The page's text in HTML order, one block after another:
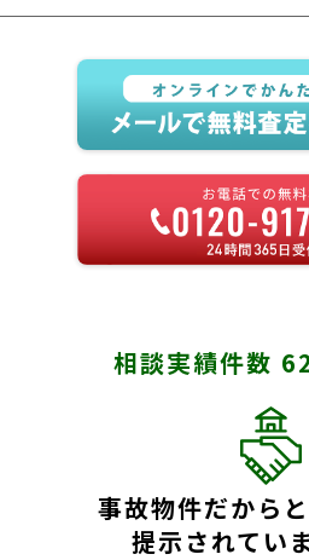
相談実績件数
事故物件だから
提示されてい